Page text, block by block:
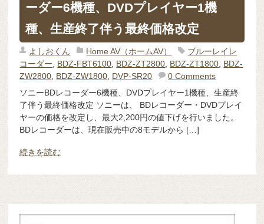
ーダー6機種、DVDプレイヤー1機
種、生産終了伴う最終価格改定
よしおくん Home AV（ホームAV）
ブルーレイレ
コーダー, BDZ-FBT6100, BDZ-ZT2800, BDZ-ZT1800, BDZ-
ZW2800, BDZ-ZW1800, DVP-SR20
0 Comments
ソニーBDレコーダー6機種、DVDプレイヤー1機種、生産終
了伴う最終価格改定 ソニーは、 BDレコーダー・DVDプレイ
ヤーの価格を改定し、最大2,200円の値下げを行いました。
BDレコーダーは、現在販売中の8モデルから […]
続きを読む